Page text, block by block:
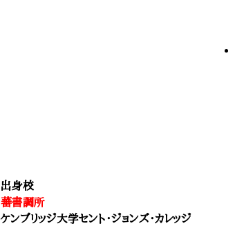
出身校
蕃書調所
ケンブリッジ大学セント・ジョンズ・カレッジ